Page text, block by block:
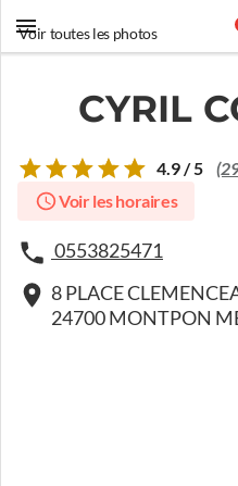
Voir toutes les photos
CYRIL
4.9 / 5
Voir les horaires
0553825471
8 PLACE
24700 MONTPON